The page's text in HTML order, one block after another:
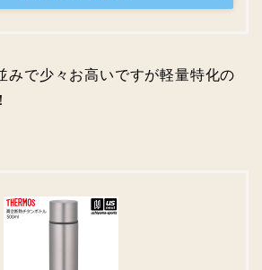
みで少々お高いですが軽量特化の